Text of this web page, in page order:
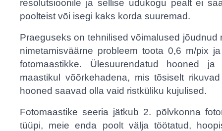
resolutsioonile ja sellise udukogu pealt ei
poolteist või isegi kaks korda suuremad.
Praeguseks on tehnilised võimalused jõudnud
nimetamisväärne probleem toota 0,6 m/pix
fotomaastikke. Ülesuurendatud hooned
maastikul võõrkehadena, mis tõsiselt
hooned saavad olla vaid ristküliku kujulised.
Fotomaastike seeria jätkub 2. põlvkonna
tüüpi, meie enda poolt välja töötatud,